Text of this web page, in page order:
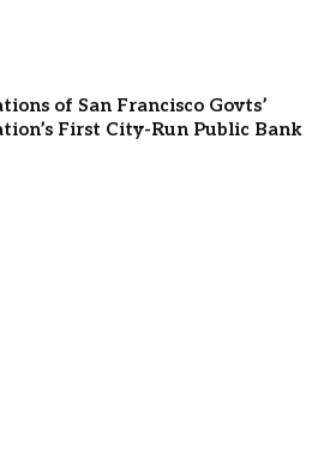
of San Francisco Govts’
First City-Run Public Bank